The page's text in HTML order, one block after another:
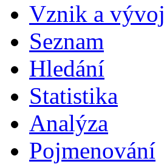
Vznik a vývoj
Seznam
Hledání
Statistika
Analýza
Pojmenování